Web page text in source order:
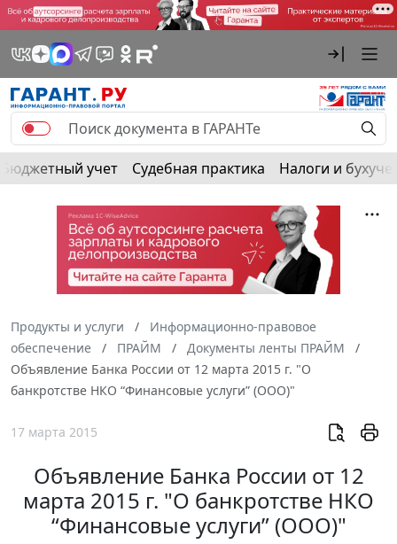
Бюджетный учет Судебная практика Налоги и
Продукты и услуги
Информационно-правовое
обеспечение
ПРАЙМ
Документы ленты ПРАЙМ
Объявление Банка России от 12 марта 2015 г. "О
банкротстве НКО “Финансовые услуги” (ООО)"
17 марта 2015
Объявление Банка России от 12
марта 2015 г. "О банкротстве НКО
“Финансовые услуги” (ООО)"